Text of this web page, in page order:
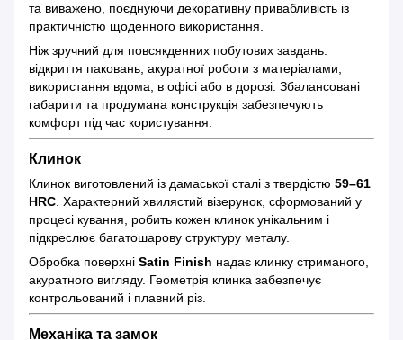
та виважено, поєднуючи декоративну привабливість із
практичністю щоденного використання.
Ніж зручний для повсякденних побутових завдань:
відкриття паковань, акуратної роботи з матеріалами,
використання вдома, в офісі або в дорозі. Збалансовані
габарити та продумана конструкція забезпечують
комфорт під час користування.
Клинок
Клинок виготовлений із дамаської сталі з твердістю 59–61
HRC . Характерний хвилястий візерунок, сформований у
процесі кування, робить кожен клинок унікальним і
підкреслює багатошарову структуру металу.
Обробка поверхні Satin Finish надає клинку стриманого,
акуратного вигляду. Геометрія клинка забезпечує
контрольований і плавний різ.
Механіка та замок